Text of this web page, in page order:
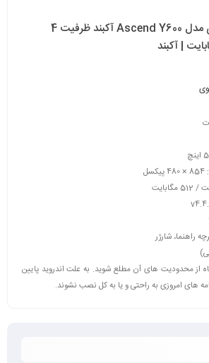
گوشی موبایل هوآوی مدل Ascend Y600 آکبند ظرفیت 4
راهنما، شارژر
از محدودیت های آن مطلع شوید. به علت اندروید پایین
های امروزی به راحتی و یا به کل نصب نشوند.